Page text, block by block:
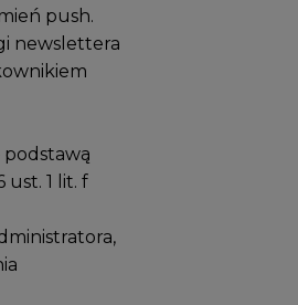
push.
newslettera
1 lit. f